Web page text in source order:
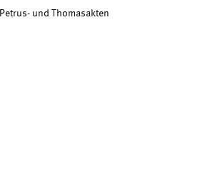
und Thomasakten